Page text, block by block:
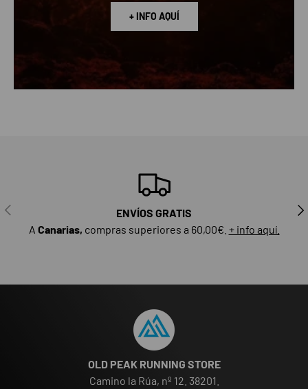
+ INFO AQUÍ
ANTERIOR
ENVÍOS GRATIS
A Canarias, compras superiores a 60,00€. + info aquí.
OLD PEAK RUNNING STORE
Camino la Rúa, nº 12. 38201.